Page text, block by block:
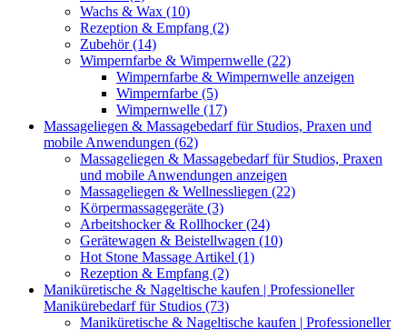
Wachs & Wax (10)
Rezeption & Empfang (2)
Zubehör (14)
Wimpernfarbe & Wimpernwelle (22)
Wimpernfarbe & Wimpernwelle anzeigen
Wimpernfarbe (5)
Wimpernwelle (17)
Massageliegen & Massagebedarf für Studios, Praxen und
mobile Anwendungen (62)
Massageliegen & Massagebedarf für Studios, Praxen
und mobile Anwendungen anzeigen
Massageliegen & Wellnessliegen (22)
Körpermassagegeräte (3)
Arbeitshocker & Rollhocker (24)
Gerätewagen & Beistellwagen (10)
Hot Stone Massage Artikel (1)
Rezeption & Empfang (2)
Maniküretische & Nageltische kaufen | Professioneller
Manikürebedarf für Studios (73)
Maniküretische & Nageltische kaufen | Professioneller